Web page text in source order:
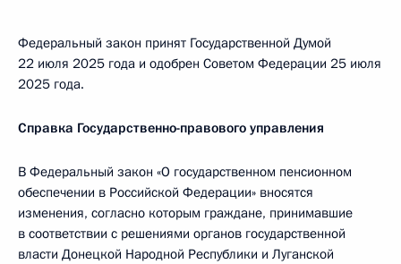
Федеральный закон принят Государственной Думой
22 июля 2025 года и одобрен Советом Федерации 25 июля
2025 года.
Справка Государственно-правового управления
В Федеральный закон «О государственном пенсионном
обеспечении в Российской Федерации» вносятся
изменения, согласно которым граждане, принимавшие
в соответствии с решениями органов государственной
власти Донецкой Народной Республики и Луганской